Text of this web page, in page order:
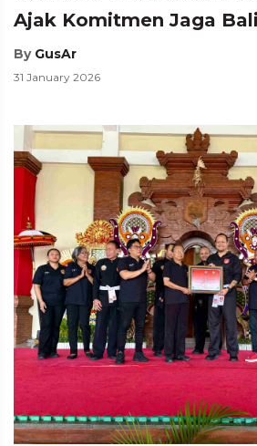
Ajak Komitmen Jaga Bali
By GusAr
31 January 2026